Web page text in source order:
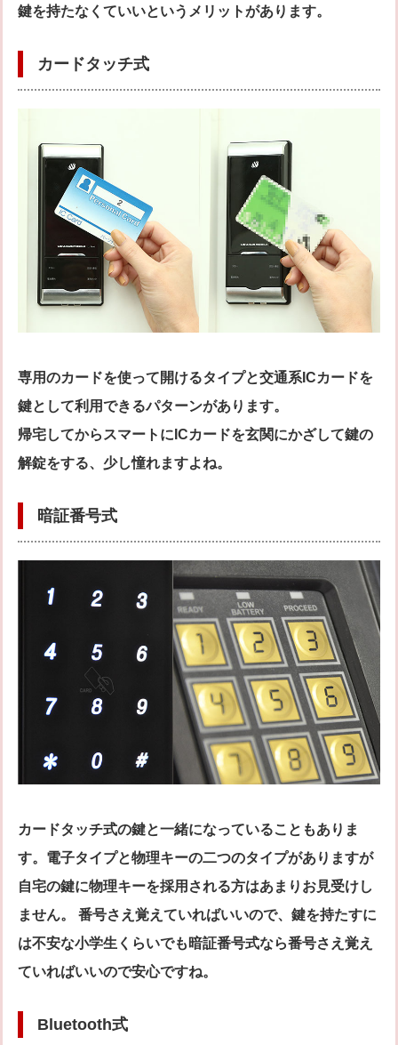
鍵を持たなくていいというメリットがあります。
カードタッチ式
専用のカードを使って開けるタイプと交通系ICカードを
鍵として利用できるパターンがあります。
帰宅してからスマートにICカードを玄関にかざして鍵の
解錠をする、少し憧れますよね。
暗証番号式
カードタッチ式の鍵と一緒になっていることもありま
す。電子タイプと物理キーの二つのタイプがありますが
自宅の鍵に物理キーを採用される方はあまりお見受けし
ません。 番号さえ覚えていればいいので、鍵を持たすに
は不安な小学生くらいでも暗証番号式なら番号さえ覚え
ていればいいので安心ですね。
Bluetooth式